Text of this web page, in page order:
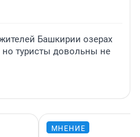
Башкирии озерах
но туристы довольны не
МНЕНИЕ